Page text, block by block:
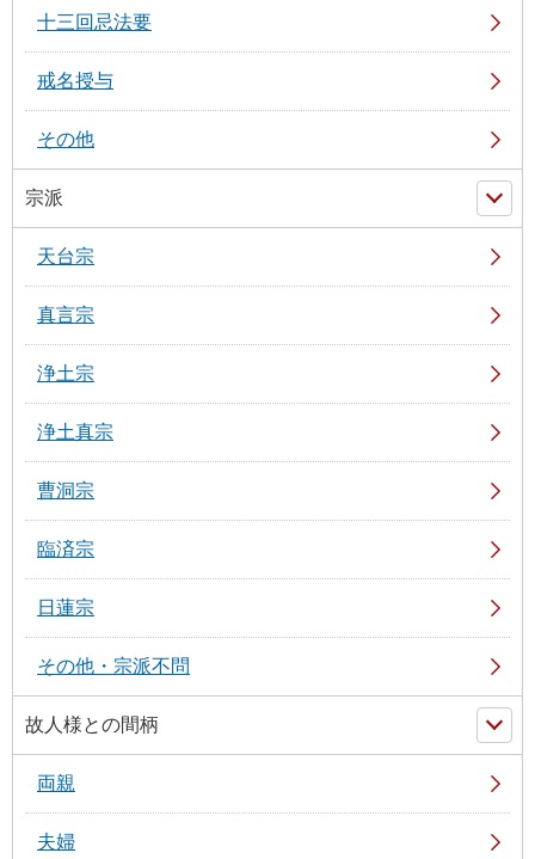
十三回忌法要
戒名授与
その他
宗派
天台宗
真言宗
浄土宗
浄土真宗
曹洞宗
臨済宗
日蓮宗
その他・宗派不問
故人様との間柄
両親
夫婦